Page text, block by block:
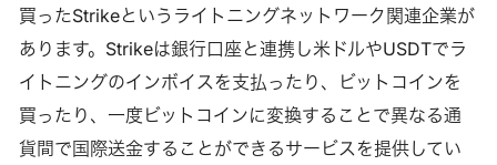
買ったStrikeというライトニングネットワーク関連企業が
あります。Strikeは銀行口座と連携し米ドルやUSDTでラ
イトニングのインボイスを支払ったり、ビットコインを
買ったり、一度ビットコインに変換することで異なる通
貨間で国際送金することができるサービスを提供してい